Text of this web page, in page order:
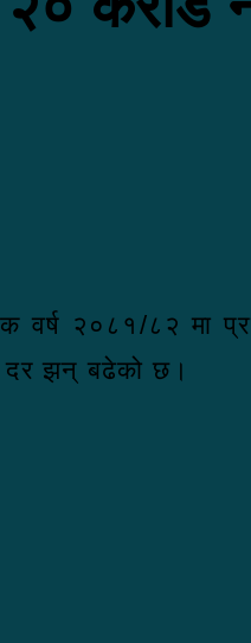
वर्ष २०८१/८२ मा
दर झन् बढेको छ।